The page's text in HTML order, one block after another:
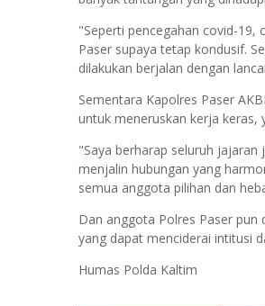
"Seperti pencegahan covid-19,
Paser supaya tetap kondusif.
dilakukan berjalan dengan
Sementara Kapolres Paser
untuk meneruskan kerja keras,
"Saya berharap seluruh
menjalin hubungan yang
semua anggota pilihan dan
Dan anggota Polres Paser
yang dapat menciderai intitusi
Humas Polda Kaltim